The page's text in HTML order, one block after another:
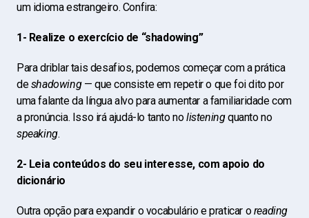
um idioma estrangeiro. Confira:
1- Realize o exercício de “shadowing”
Para driblar tais desafios, podemos começar com a prática
deshadowing— que consiste em repetir o que foi dito por
uma falante da língua alvo para aumentar a familiaridade com
a pronúncia. Isso irá ajudá-lo tanto nolisteningquanto no
speaking.
2- Leia conteúdos do seu interesse, com apoio do
dicionário
Outra opção para expandir o vocabulário e praticar oreading